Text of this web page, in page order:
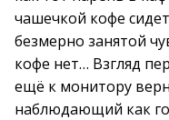
чашечкой кофе
безмерно занятой
кофе нет… Взгляд
ещё к монитору
наблюдающий как